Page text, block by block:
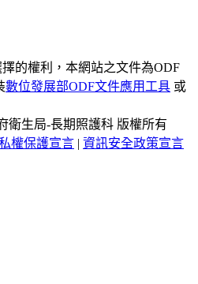
的權利，本網站之文件為ODF
數位發展部ODF文件應用工具 或
衛生局-長期照護科 版權所有
權保護宣言 | 資訊安全政策宣言